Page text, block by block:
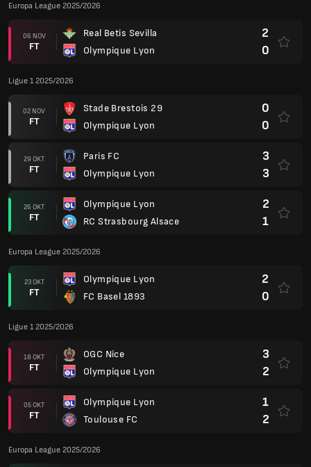
Europa League 2025/2026
06 NOV
FT
Real Betis Sevilla
Olympique Lyon
2
0
Ligue 1 2025/2026
02 NOV
FT
Stade Brestois 29
Olympique Lyon
0
0
29 OKT
FT
Paris FC
Olympique Lyon
3
3
26 OKT
FT
Olympique Lyon
RC Strasbourg Alsace
2
1
Europa League 2025/2026
23 OKT
FT
Olympique Lyon
FC Basel 1893
2
0
Ligue 1 2025/2026
18 OKT
FT
OGC Nice
Olympique Lyon
3
2
05 OKT
FT
Olympique Lyon
Toulouse FC
1
2
Europa League 2025/2026